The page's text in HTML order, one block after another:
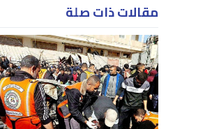
مقالات ذات صلة